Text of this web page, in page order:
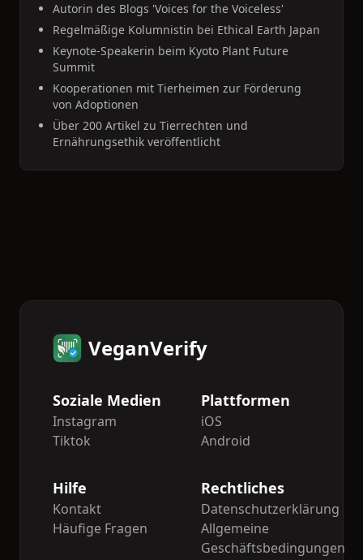
Autorin des Blogs 'Voices for the Voiceless'
Regelmäßige Kolumnistin bei Ethical Earth Japan
Keynote-Speakerin beim Kyoto Plant Future
Summit
Kooperationen mit Tierheimen zur Förderung
von Adoptionen
Über 200 Artikel zu Tierrechten und
Ernährungsethik veröffentlicht
VeganVerify
Soziale Medien
Instagram
Tiktok
Plattformen
iOS
Android
Hilfe
Kontakt
Häufige Fragen
Rechtliches
Datenschutzerklärung
Allgemeine
Geschäftsbedingungen